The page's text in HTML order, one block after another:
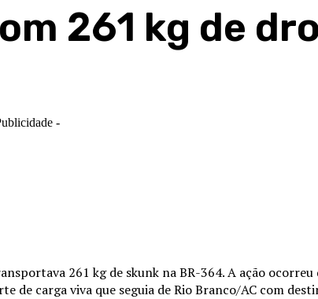
261 kg de
-
261 kg de skunk na BR-364. A ação
carga viva que seguia de Rio Branco/AC com